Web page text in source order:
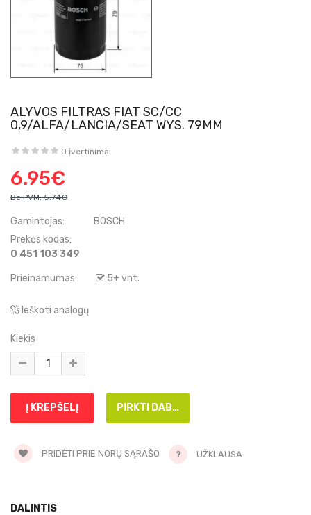
ALYVOS FILTRAS FIAT SC/CC
0,9/ALFA/LANCIA/SEAT WYS. 79MM
0 įvertinimai
6.95€
Be PVM: 5.74€
Gamintojas:
BOSCH
Prekės kodas:
0 451 103 349
Prieinamumas: 5+ vnt.
Ieškoti analogų
Kiekis
PRIDĖTI PRIE NORŲ SĄRAŠO UŽKLAUSA
DALINTIS